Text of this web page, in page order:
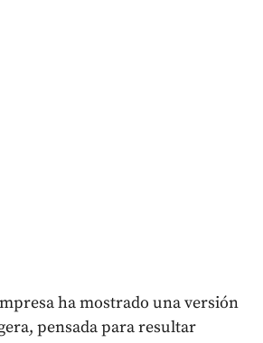
ha mostrado una versión
pensada para resultar